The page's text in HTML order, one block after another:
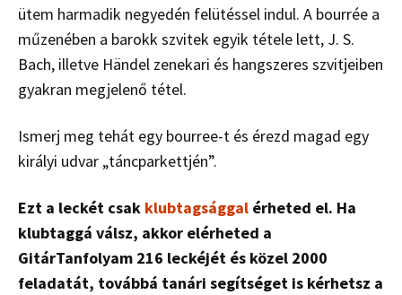
ütem harmadik negyedén felütéssel indul. A bourrée a
műzenében a barokk szvitek egyik tétele lett, J. S.
Bach, illetve Händel zenekari és hangszeres szvitjeiben
gyakran megjelenő tétel.
Ismerj meg tehát egy bourree-t és érezd magad egy
királyi udvar „táncparkettjén”.
Ezt a leckét csak klubtagsággal érheted el. Ha
klubtaggá válsz, akkor elérheted a
GitárTanfolyam 216 leckéjét és közel 2000
feladatát, továbbá tanári segítséget is kérhetsz a